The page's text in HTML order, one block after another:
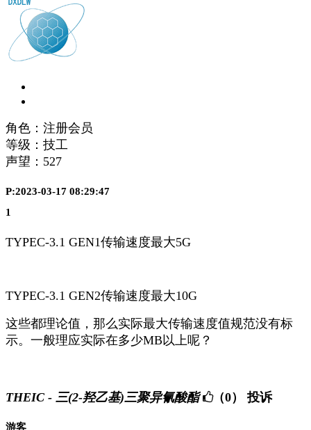
角色：注册会员
等级：技工
声望： 527
P:2023-03-17 08:29:47
1
TYPEC-3.1 GEN1传输速度最大5G
TYPEC-3.1 GEN2传输速度最大10G
这些都理论值，那么实际最大传输速度值规范没有标
示。一般理应实际在多少MB以上呢？
THEIC - 三(2-羟乙基)三聚异氰酸酯 （0） 投诉
游客